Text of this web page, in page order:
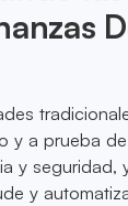
y a prueba
y seguridad,
y